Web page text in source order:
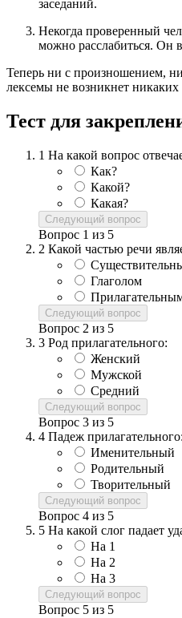
заседаний.
Некогда проверенный
можно расслабиться. Он
Теперь ни с произношением,
лексемы не возникнет никаких
Тест для
1 На какой вопрос
Как?
Какой?
Какая?
Следующий вопрос
Вопрос 1 из 5
2 Какой частью речи
Глаголом
Следующий вопрос
Вопрос 2 из 5
3 Род прилагательного:
Женский
Мужской
Средний
Следующий вопрос
Вопрос 3 из 5
4 Падеж прилагательного:
Именительный
Родительный
Творительный
Следующий вопрос
Вопрос 4 из 5
5 На какой слог падает
На 1
На 2
На 3
Следующий вопрос
Вопрос 5 из 5